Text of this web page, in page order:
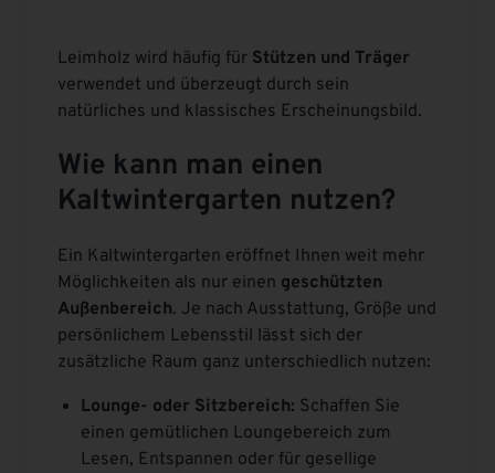
Leimholz wird häufig für Stützen und Träger
verwendet und überzeugt durch sein
natürliches und klassisches Erscheinungsbild.
Wie kann man einen
Kaltwintergarten nutzen?
Ein Kaltwintergarten eröffnet Ihnen weit mehr
Möglichkeiten als nur einen geschützten
Außenbereich. Je nach Ausstattung, Größe und
persönlichem Lebensstil lässt sich der
zusätzliche Raum ganz unterschiedlich nutzen:
Lounge- oder Sitzbereich: Schaffen Sie
einen gemütlichen Loungebereich zum
Lesen, Entspannen oder für gesellige